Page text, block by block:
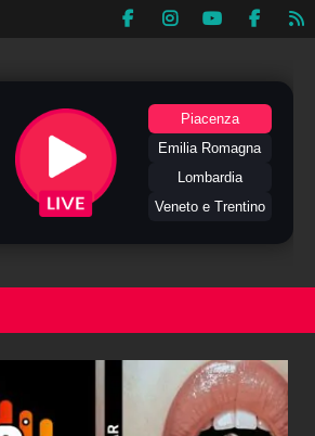
Piacenza
Emilia Romagna
Lombardia
Veneto e Trentino